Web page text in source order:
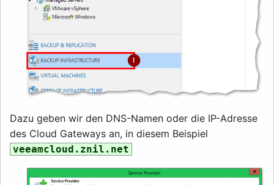
Dazu geben wir den DNS-Namen oder die IP-Adresse
des Cloud Gateways an, in diesem Beispiel
veeamcloud.znil.net